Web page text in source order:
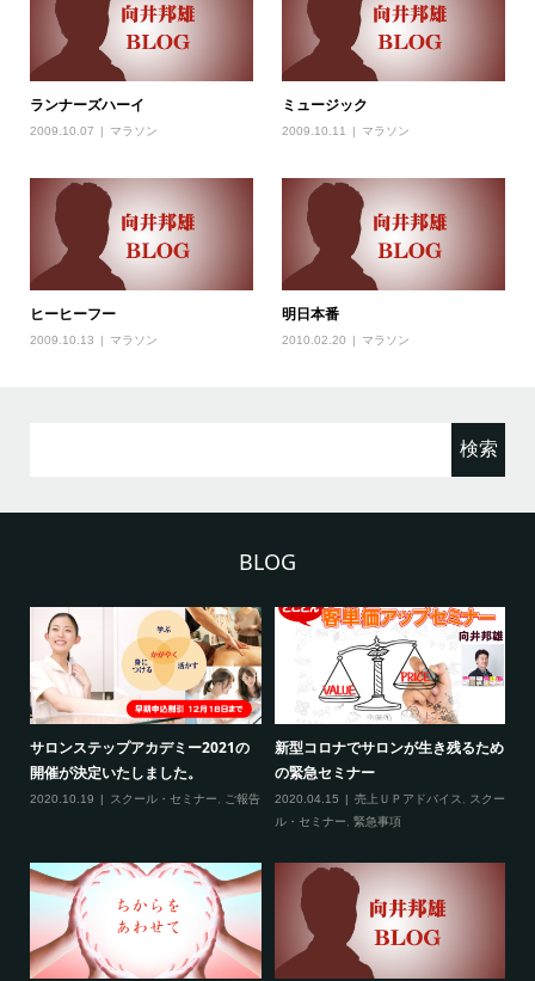
ランナーズハーイ
2009.10.07 マラソン
ミュージック
2009.10.11 マラソン
ヒーヒーフー
2009.10.13 マラソン
明日本番
2010.02.20 マラソン
BLOG
が生き残るため
アドバイス, スクー
新型コロナ対策につきまして（ご来
場される方へ）
2020.02.27 スクール・セミナー,緊急事
3月の限定メニュー技術
2020.02.20